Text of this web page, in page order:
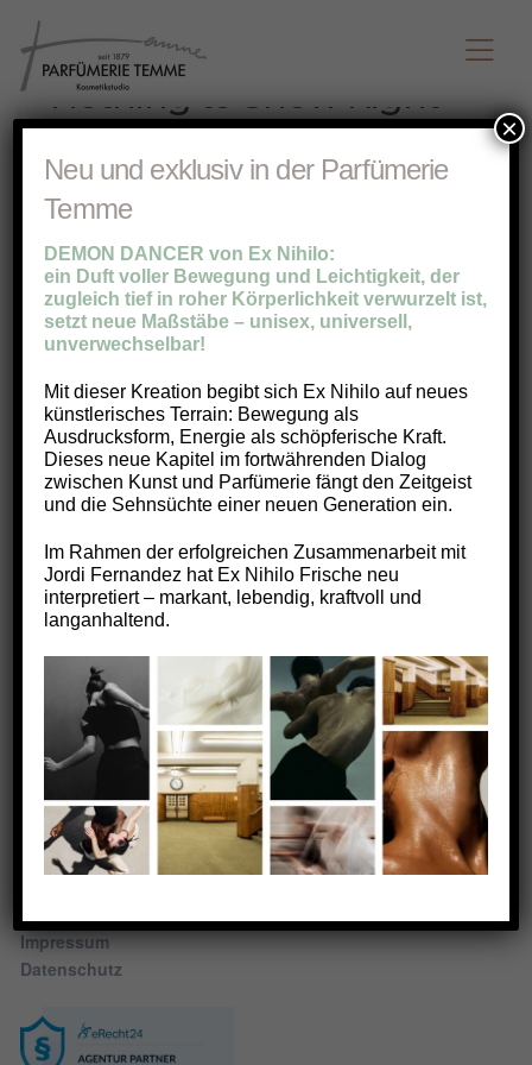
Nothing to Show Right
Now
no longer here or perhaps wasn't here to
begin with. You might want to try starting
over from the homepage to see if you can
find what you're after from there.
Kontakt
Parfümerie Temme
89073 Ulm
(0731) 6 87 49
Fax: (0731) 6 02 20 74
info@parfuemerie-
temme.de
Öffnungszeiten
Montag bis Freitag 9:30
Samstag 9:30 – 15:00
Social
Instagram
Impressum
Datenschutz
Neu und exklusiv in der Parfümerie
Temme
DEMON DANCER von Ex Nihilo:
ein Duft voller Bewegung und Leichtigkeit, der
zugleich tief in roher Körperlichkeit verwurzelt ist,
setzt neue Maßstäbe – unisex, universell,
unverwechselbar!
Mit dieser Kreation begibt sich Ex Nihilo auf neues
künstlerisches Terrain: Bewegung als
Ausdrucksform, Energie als schöpferische Kraft.
Dieses neue Kapitel im fortwährenden Dialog
zwischen Kunst und Parfümerie fängt den Zeitgeist
und die Sehnsüchte einer neuen Generation ein.
Im Rahmen der erfolgreichen Zusammenarbeit mit
Jordi Fernandez hat Ex Nihilo Frische neu
interpretiert – markant, lebendig, kraftvoll und
langanhaltend.
×